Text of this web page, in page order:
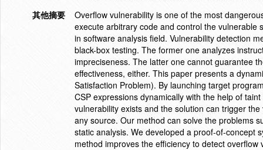
其他摘要
Overflow vulnerability is one of the most
execute arbitrary code and control the vulnerable
in software analysis field. Vulnerability detection
black-box testing. The former one analyzes
impreciseness. The latter one cannot guarantee
effectiveness, either. This paper presents a
Satisfaction Problem). By launching target
CSP expressions dynamically with the help of
vulnerability exists and the solution can trigger
any source. Our method can solve the problems
static analysis. We developed a proof-of-concept
method improves the efficiency to detect overflow